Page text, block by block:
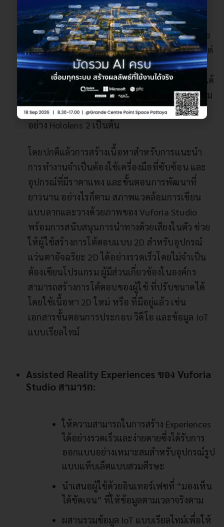
Assisted Reality ช่วยให้ผู้ปฏิบัติงานดูข้อมูล 2D
แบบเรียลไทม์บนอุปกรณ์ แว่นตาอัจฉริยะ 3D โดย
ไม่ต้องเปลี่ยนสิ่งที่ผู้ปฏิบัติงานเห็นในโลกจริง ๆ แต่
จะแสดงให้เห็นในโลกเสมือน ประสบการณ์
Assisted Reality นั้นควบคุมด้วยเสียงและรับชมได้
โดยแว่นตาอัจฉริยะ 3D โดยไม่ต้องใช้อุปกรณ์เสริม
บนศีรษะ AR แบบเดิม ๆ เช่น แว่นตาอัจฉริยะ 3D
อย่าง Hololens 2 เป็นต้น
โดยปกติแล้วการสร้างเนื้อหาสำหรับการแนะนำ
การทำงานจำเป็นต้องใช้เครื่องมือที่ซับซ้อน และ
อุปกรณ์ที่มีราคาแพง และขั้นตอนการพัฒนาที่
ยาวนาน อย่างไรก็ตาม สภาพแวดล้อมการเขียน
แบบลากและวางด้วยภาพของ Vuforia Studio
พร้อมการสนับสนุนการนำทางด้วยเสียงในตัว ช่วย
ให้ผู้ใช้สร้างการโต้ตอบแบบ 2D สำหรับอุปกรณ์
แว่นตาอัจฉริยะ 2D ได้อย่างรวดเร็วโดยไม่จำเป็น
ต้องเขียนโปรแกรม ผู้มีส่วนเกี่ยวข้องในองค์กร
สามารถสร้างการโต้ตอบของผู้ใช้ ที่ปรับขนาดได้
โดยใช้เนื้อหา 2D ใหม่ หรือ ที่มีอยู่แล้ว เช่น
เอกสารขั้นตอนการประกอบ วิดีโอ และข้อมูล IoT
แบบเรียลไทม์
Assisted Reality Experiences ของ Vuforia
Studio สามารถ:
ให้ความสามารถในการสร้าง Experiences
ได้อย่างรวดเร็วและง่ายดายซึ่งได้รับการ
ออกแบบอย่างเหมาะสมสำหรับอุปกรณ์รูป
แบบแท็บเล็ตแบบสวมศีรษะ
นำเสนอผู้ใช้ด้วยอินเทอร์เฟซที่ “มองเห็น
ได้ชัดเจน” ที่ให้ข้อมูลตามเวลาจริงตาม
ผสานรวมข้อมูล IoT แบบเรียลไทม์เพื่อให้